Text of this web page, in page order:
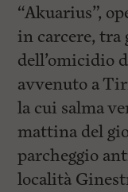
“Akuarius”,
in carcere,
dell’omicidio
avvenuto a
la cui salma
mattina del
parcheggio
località